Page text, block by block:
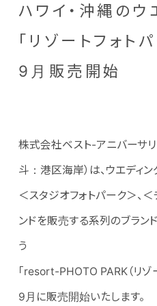
ハワイ・沖縄のウ
「リゾートフォト
9月販売開始
株式会社ベスト-アニバーサ
斗：港区海岸）は、ウエディン
＜スタジオフォトパーク＞、
ンドを販売する系列のブラン
う
「resort-PHOTO PARK（リゾ
9月に販売開始いたします。